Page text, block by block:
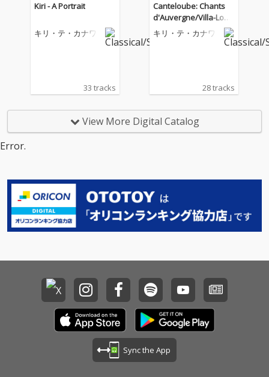
Kiri - A Portrait
キリ・テ・カナワ
33 tracks
Canteloube: Chants
d'Auvergne/Villa-Lobo
s: Bachianas Brasileir
as No.5
キリ・テ・カナワ
28 tracks
View More Digital Catalog
Error.
Sync the App